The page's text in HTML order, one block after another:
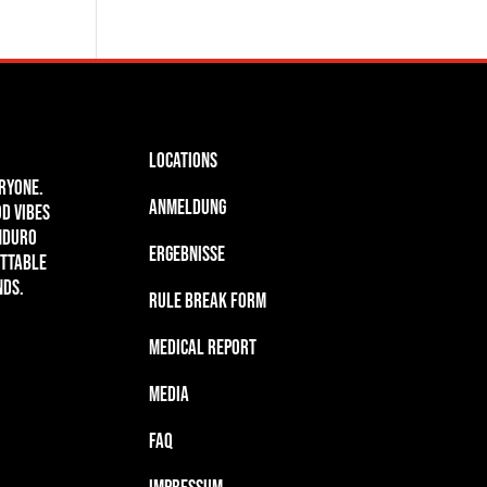
Vibes
Locations
Anmeldung
Ergebnisse
Rule Break Form
Medical Report
Media
FAQ